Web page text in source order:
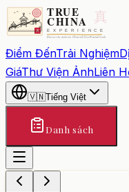
Điểm ĐếnTrải Nghiệm
GiáThư Viện ẢnhLiên
🇻🇳Tiếng Việt
Danh sách